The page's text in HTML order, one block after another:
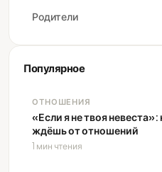
Родители
Популярное
ОТНОШЕНИЯ
«Если я не твоя
ждёшь от отношений
1 мин чтения